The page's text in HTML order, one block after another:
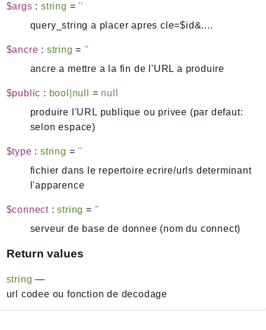
$args :string =''
query_string a placer apres cle=$id&....
$ancre : string =''
ancre a mettre a la fin de l'URL a produire
$public : bool|null = null
produire l'URL publique ou privee (par defaut:
selon espace)
$type :string =''
fichier dans le repertoire ecrire/urls determinant
l'apparence
$connect :string = ''
serveur de base de donnee (nom du connect)
Return values
string —
url codee ou fonction de decodage